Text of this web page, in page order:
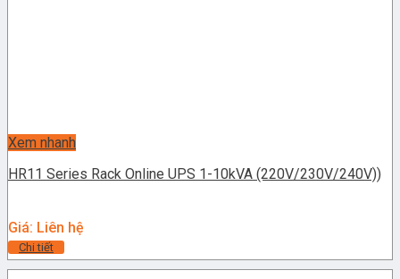
Xem nhanh
HR11 Series Rack Online UPS 1-10kVA (220V/230V/240V))
Giá: Liên hệ
Chi tiết